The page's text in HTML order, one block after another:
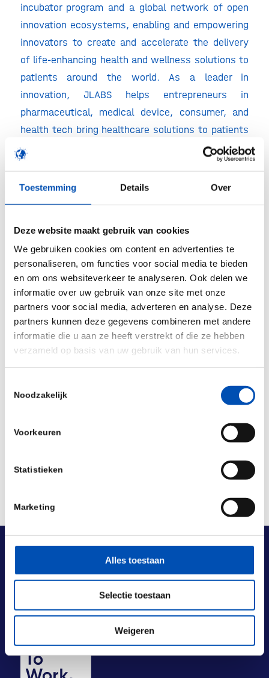
Toestemming Details Over
Deze website maakt gebruik van cookies
We gebruiken cookies om content en advertenties te
personaliseren, om functies voor social media te bieden
en om ons websiteverkeer te analyseren. Ook delen we
informatie over uw gebruik van onze site met onze
partners voor social media, adverteren en analyse. Deze
partners kunnen deze gegevens combineren met andere
informatie die u aan ze heeft verstrekt of die ze hebben
verzameld op basis van uw gebruik van hun services.
Noodzakelijk
Voorkeuren
Statistieken
Marketing
Alles toestaan
Selectie toestaan
Weigeren
incubator program and a global network of open
innovation ecosystems, enabling and empowering
innovators to create and accelerate the delivery
of life-enhancing health and wellness solutions to
patients around the world. As a leader in
innovation, JLABS helps entrepreneurs in
pharmaceutical, medical device, consumer, and
health tech bring healthcare solutions to patients
and consumers.
Finde more information here
CHDR
Evenementen